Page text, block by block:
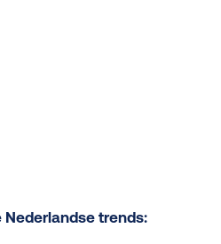
Nederlandse trends: